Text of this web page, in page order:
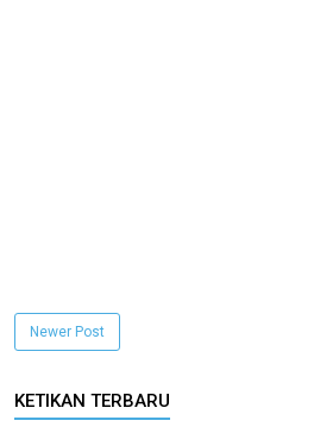
Newer Post
KETIKAN TERBARU